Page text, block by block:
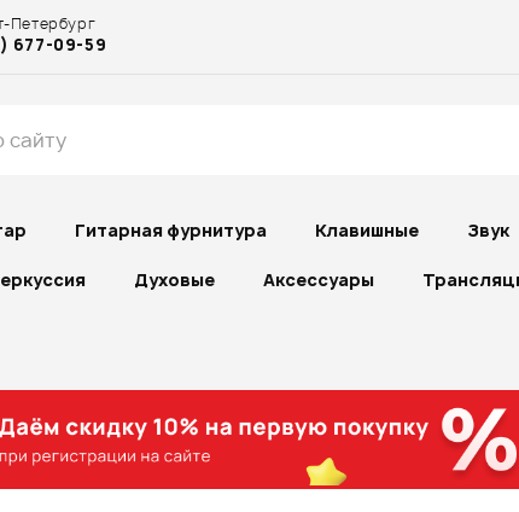
Петербург
677-09-59
Гитарная фурнитура Клавишные Звук
Духовые Аксессуары